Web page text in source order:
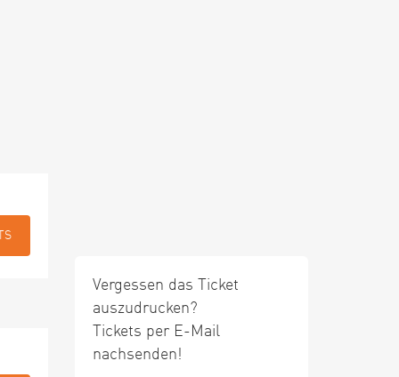
Vergessen das Ticket
auszudrucken?
Tickets per E-Mail
nachsenden!